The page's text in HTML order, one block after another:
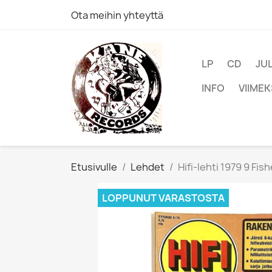
Ota meihin yhteyttä
LP CD
INFO
Etusivulle Lehdet Hifi-lehti 1979 9
LOPPUNUT VARASTOSTA